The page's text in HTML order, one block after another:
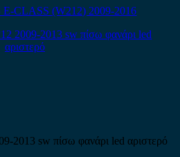
CLASS (W212) 2009-2016
2013 sw πίσω φανάρι led αριστερό